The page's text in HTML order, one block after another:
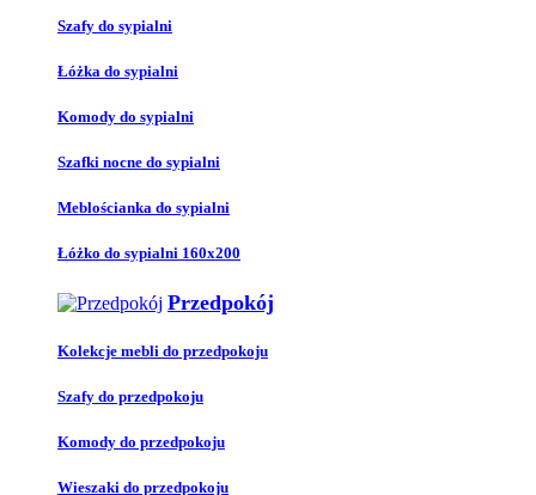
Szafy do sypialni
Łóżka do sypialni
Komody do sypialni
Szafki nocne do sypialni
Meblościanka do sypialni
Łóżko do sypialni 160x200
Przedpokój
Kolekcje mebli do przedpokoju
Szafy do przedpokoju
Komody do przedpokoju
Wieszaki do przedpokoju